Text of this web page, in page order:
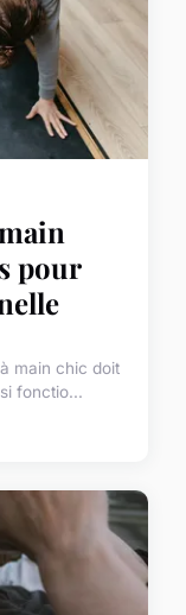
pour
main chic doit
fonctio...